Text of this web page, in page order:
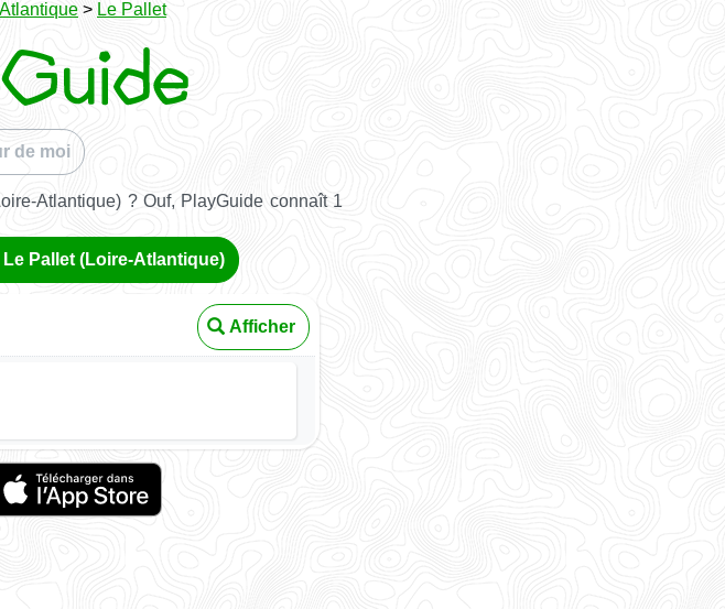
> Le Pallet
de moi
Atlantique) ? Ouf, PlayGuide connaît 1
Pallet (Loire-Atlantique)
Afficher